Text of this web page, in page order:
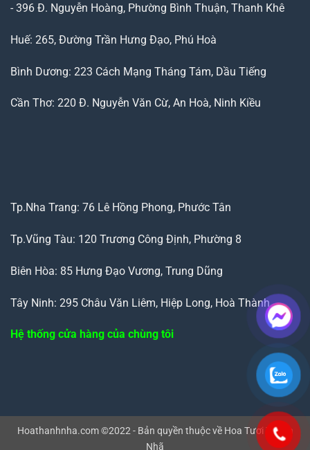
- 396 Đ. Nguyễn Hoàng, Phường Bình Thuận, Thanh Khê
Huế: 265, Đường Trần Hưng Đạo, Phú Hoà
Bình Dương: 223 Cách Mạng Tháng Tám, Dầu Tiếng
Cần Thơ: 220 Đ. Nguyễn Văn Cừ, An Hoà, Ninh Kiều
Tp.Nha Trang: 76 Lê Hồng Phong, Phước Tân
Tp.Vũng Tàu: 120 Trương Công Định, Phường 8
Biên Hòa: 85 Hưng Đạo Vương, Trung Dũng
Tây Ninh: 295 Châu Văn Liêm, Hiệp Long, Hoà Thành
Hệ thống cửa hàng của chùng tôi
Hoathanhnha.com ©2022 - Bản quyền thuộc về Hoa Tươi Thanh
Nhã